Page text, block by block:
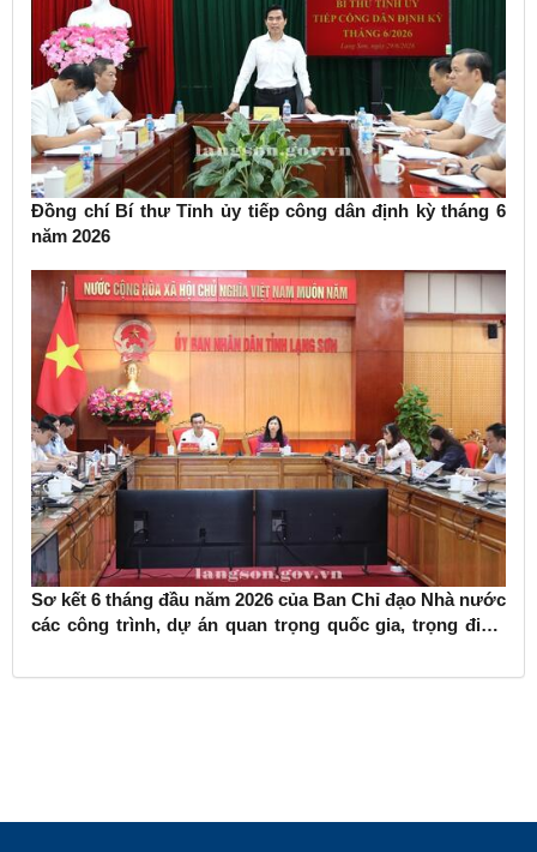
Đồng chí Bí thư Tỉnh ủy tiếp công dân định kỳ tháng 6
năm 2026
Sơ kết 6 tháng đầu năm 2026 của Ban Chỉ đạo Nhà nước
các công trình, dự án quan trọng quốc gia, trọng điểm